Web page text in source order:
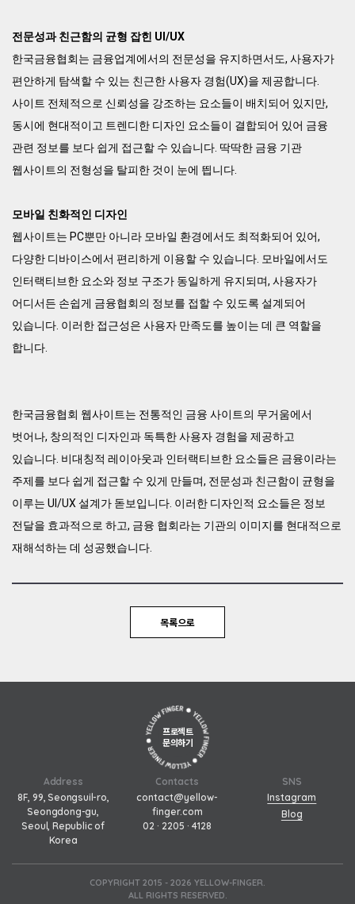
전문성과 친근함의 균형 잡힌 UI/UX
한국금융협회는 금융업계에서의 전문성을 유지하면서도, 사용자가
편안하게 탐색할 수 있는 친근한 사용자 경험(UX)을 제공합니다.
사이트 전체적으로 신뢰성을 강조하는 요소들이 배치되어 있지만,
동시에 현대적이고 트렌디한 디자인 요소들이 결합되어 있어 금융
관련 정보를 보다 쉽게 접근할 수 있습니다. 딱딱한 금융 기관
웹사이트의 전형성을 탈피한 것이 눈에 띕니다.
모바일 친화적인 디자인
웹사이트는 PC뿐만 아니라 모바일 환경에서도 최적화되어 있어,
다양한 디바이스에서 편리하게 이용할 수 있습니다. 모바일에서도
인터랙티브한 요소와 정보 구조가 동일하게 유지되며, 사용자가
어디서든 손쉽게 금융협회의 정보를 접할 수 있도록 설계되어
있습니다. 이러한 접근성은 사용자 만족도를 높이는 데 큰 역할을
합니다.
한국금융협회 웹사이트는 전통적인 금융 사이트의 무거움에서
벗어나, 창의적인 디자인과 독특한 사용자 경험을 제공하고
있습니다. 비대칭적 레이아웃과 인터랙티브한 요소들은 금융이라는
주제를 보다 쉽게 접근할 수 있게 만들며, 전문성과 친근함이 균형을
이루는 UI/UX 설계가 돋보입니다. 이러한 디자인적 요소들은 정보
전달을 효과적으로 하고, 금융 협회라는 기관의 이미지를 현대적으로
재해석하는 데 성공했습니다.
목록으로
Address
8F, 99, Seongsuil-ro,
Seongdong-gu,
Seoul, Republic of
Korea
Contacts
contact@yellow-
finger.com
02 · 2205 · 4128
SNS
Instagram
Blog
프로젝트
문의하기
COPYRIGHT 2015 - 2026 YELLOW-FINGER.
ALL RIGHTS RESERVED.